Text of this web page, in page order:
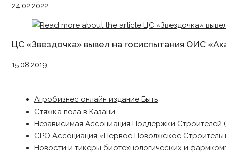
24.02.2022
ЦС «Звездочка» вывел на госиспытания ОИС
15.08.2019
Агробизнес онлайн издание Быть
Стяжка пола в Казани
Независимая Ассоциация Поддержки Строителей
СРО Ассоциация «Первое Поволжское
Новости и тикеры биотехнологических и